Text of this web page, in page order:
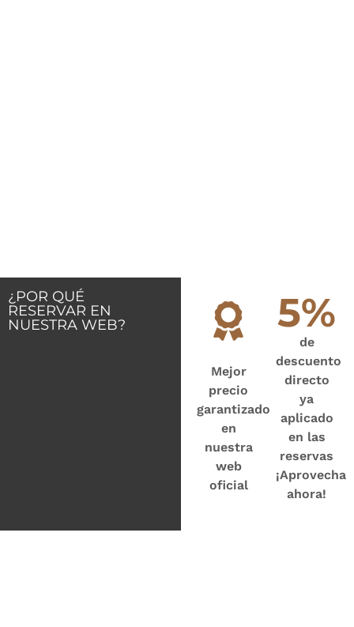
¿POR QUÉ
RESERVAR EN
NUESTRA WEB?
Mejor
precio
garantizado
en
nuestra
web
oficial
5%
de
descuento
directo
ya
aplicado
en las
reservas
¡Aprovecha
ahora!